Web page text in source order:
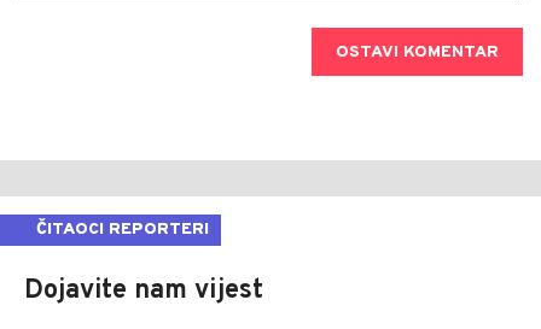
OSTAVI KOMENTAR
ČITAOCI REPORTERI
Dojavite nam vijest